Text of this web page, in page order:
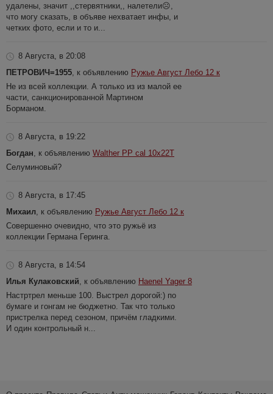
удалены, значит ,,стервятники,, налетели☹️,
что могу сказать, в объяве нехватает инфы, и
четких фото, если и то и...
8 Августа, в 20:08
ПЕТРОВИЧ=1955 , к объявлению Ружье Август Лебо 12 к
Не из всей коллекции. А только из из малой ее
части, санкционированной Мартином
Борманом.
8 Августа, в 19:22
Богдан , к объявлению Walther PP cal 10x22T
Селуминовый?
8 Августа, в 17:45
Михаил , к объявлению Ружье Август Лебо 12 к
Совершенно очевидно, что это ружьё из
коллекции Германа Геринга.
8 Августа, в 14:54
Илья Кулаковский , к объявлению Haenel Yager 8
Настртрел меньше 100. Выстрел дорогой:) по
бумаге и гонгам не бюджетно. Так что только
пристрелка перед сезоном, причём гладкими.
И один контрольный н...